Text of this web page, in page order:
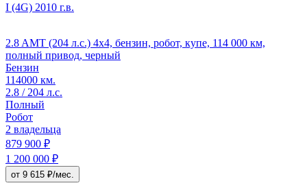
I (4G) 2010 г.в.
2.8 AMT (204 л.с.) 4x4, бензин, робот, купе, 114 000 км,
полный привод, черный
Бензин
114000 км.
2.8 / 204 л.с.
Полный
Робот
2 владельца
879 900 ₽
1 200 000 ₽
от 9 615 ₽/мес.